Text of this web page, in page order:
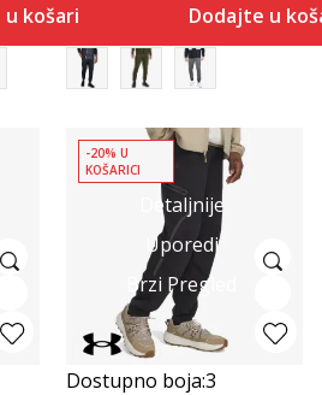
košaricu Dodajte u
Detaljnije
Uporedi
Brzi Pregled
-20% U
KOŠARICI
Dostupno boja:3